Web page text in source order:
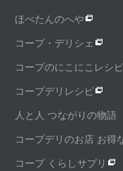
ほぺたんのへや
コープ・デリシェ
コープのにこにこレシピ
コープデリレシピ
人と人 つながりの物語
コープデリのお店 お得
コープ くらしサプリ